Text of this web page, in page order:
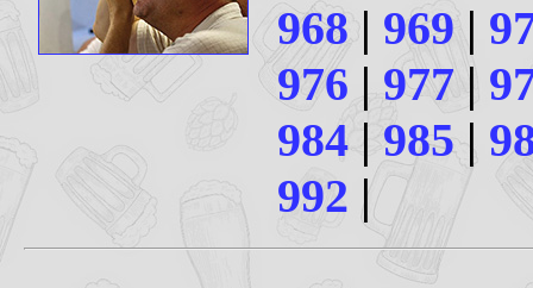
968| 969|
976 | 977 |
984 | 985|
992 |